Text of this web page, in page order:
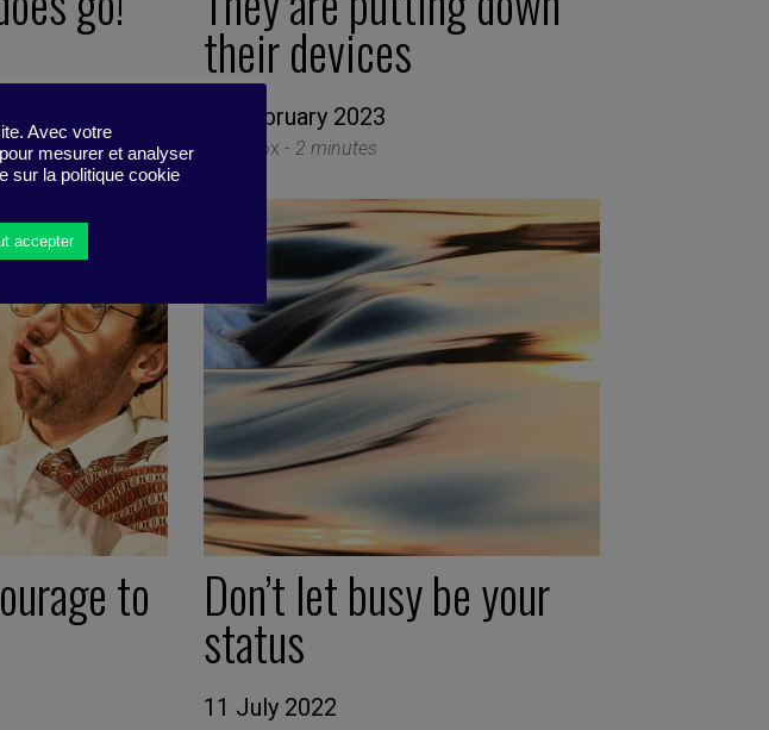
their devices
27 February 2023
Idea Box - 2 minutes
to Don’t let busy be your
status
11 July 2022
Avec votre
mesurer et analyser
sur la politique cookie
accepter